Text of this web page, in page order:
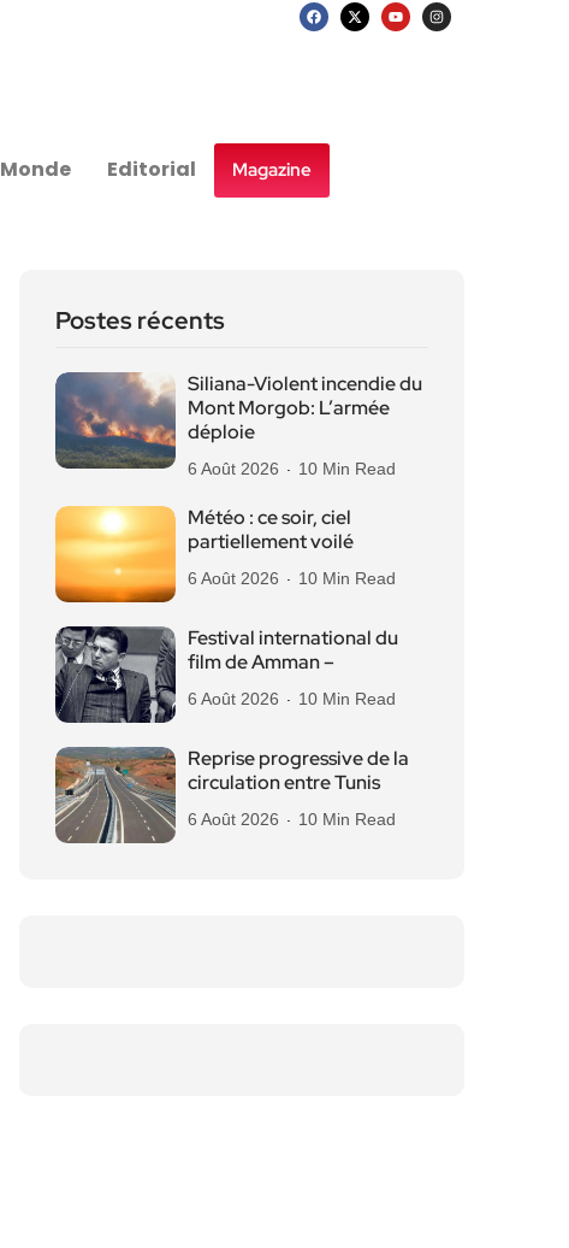
Monde Editorial Magazine
Postes récents
Siliana-Violent incendie du
Mont Morgob: L’armée
déploie
6 Août 2026 10 Min Read
Météo : ce soir, ciel
partiellement voilé
6 Août 2026 10 Min Read
Festival international du
film de Amman –
6 Août 2026 10 Min Read
Reprise progressive de la
circulation entre Tunis
6 Août 2026 10 Min Read